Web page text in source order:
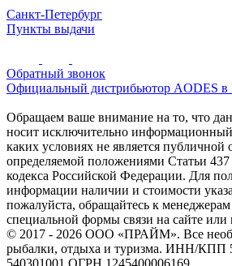
Санкт-Петербург
Пункты выдачи
Обратный звонок
Официальный дистрибьютор AODES в
Обращаем ваше внимание на то, что
носит исключительно
каких условиях не является публичной
определяемой положениями Статьи 437
кодекса Российской Федерации. Для
информации наличии и стоимости
пожалуйста, обращайтесь к
специальной формы связи на сайте или
© 2017 - 2026 ООО «ПРАЙМ». Все
рыбалки, отдыха и туризма. ИНН/КПП